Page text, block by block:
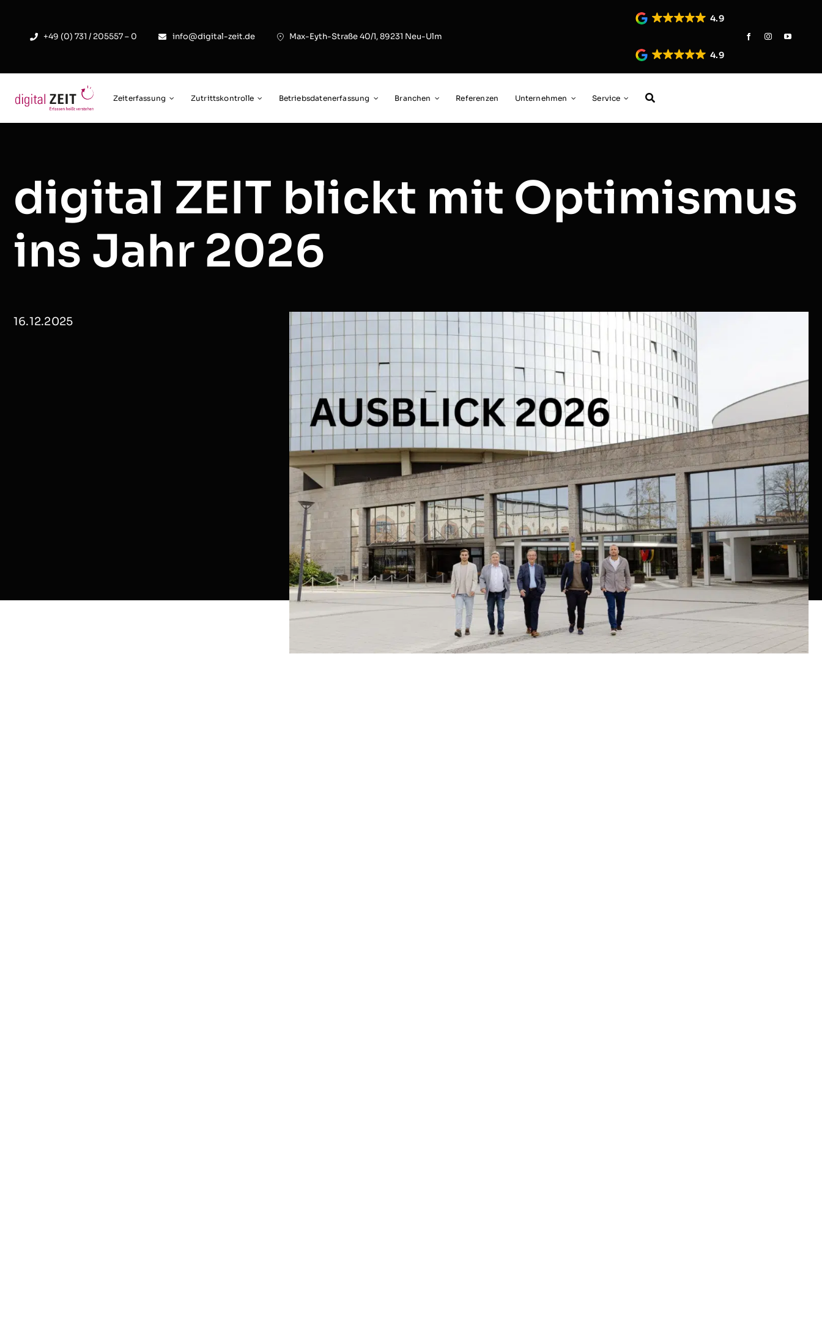
content
+49 (0) 731 / 205557 – 0 info@digital-zeit.de Max-Eyth-Straße 40/1, 89231 Neu-Ulm
4.9
4.9
Zeiterfassung Zutrittskontrolle Betriebsdatenerfassung Branchen Referenzen Unternehmen Service
digital ZEIT blickt mit Optimismus
ins Jahr 2026
16.12.2025